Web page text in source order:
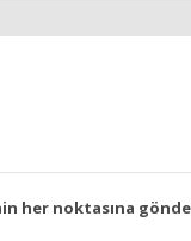
her noktasına